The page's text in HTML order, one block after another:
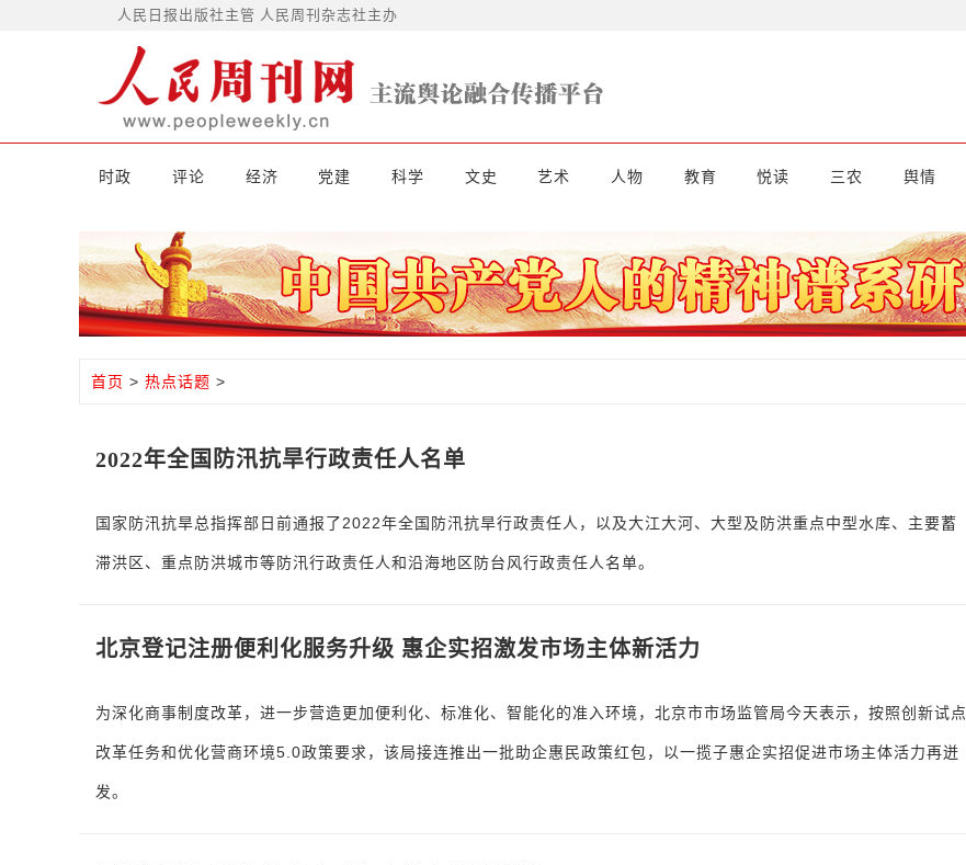
人民日报出版社主管 人民周刊杂志社主办
时政 评论 经济 党建 科学 文史 艺术 人物 教育 悦读 三农 舆情
首页 > 热点话题 >
2022年全国防汛抗旱行政责任人名单
国家防汛抗旱总指挥部日前通报了2022年全国防汛抗旱行政责任人，以及大江大河、大型及防洪重点中型水库、主要蓄
滞洪区、重点防洪城市等防汛行政责任人和沿海地区防台风行政责任人名单。
北京登记注册便利化服务升级 惠企实招激发市场主体新活力
为深化商事制度改革，进一步营造更加便利化、标准化、智能化的准入环境，北京市市场监管局今天表示，按照创新试点
改革任务和优化营商环境5.0政策要求，该局接连推出一批助企惠民政策红包，以一揽子惠企实招促进市场主体活力再迸
发。